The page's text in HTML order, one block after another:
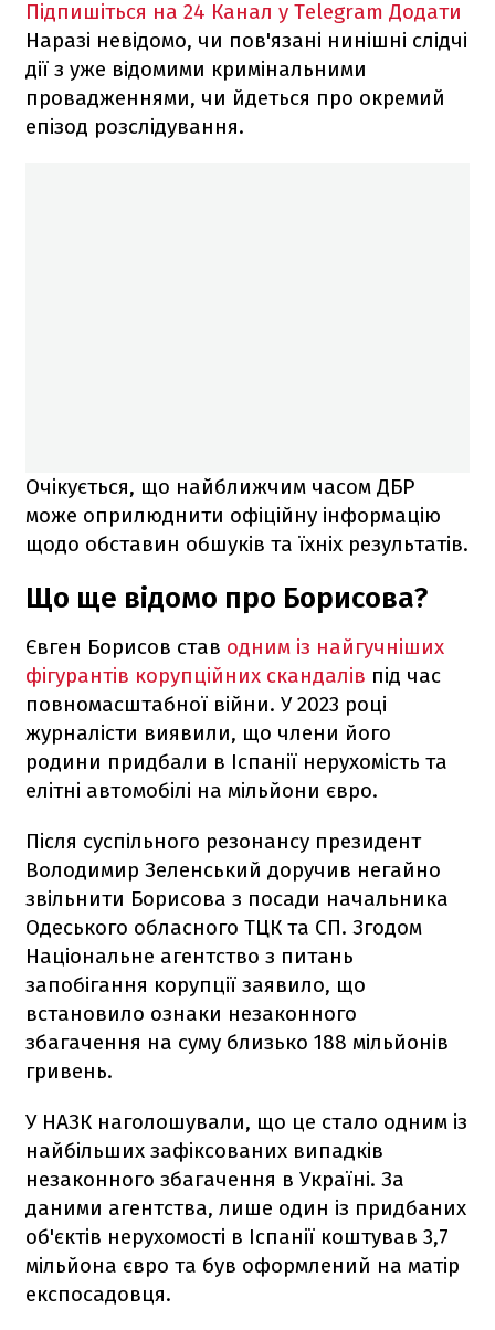
Підпишіться на 24 Канал у Telegram Додати
Наразі невідомо, чи пов'язані нинішні слідчі
дії з уже відомими кримінальними
провадженнями, чи йдеться про окремий
епізод розслідування.
Очікується, що найближчим часом ДБР
може оприлюднити офіційну інформацію
щодо обставин обшуків та їхніх результатів.
Що ще відомо про Борисова?
Євген Борисов став одним із найгучніших
фігурантів корупційних скандалів під час
повномасштабної війни. У 2023 році
журналісти виявили, що члени його
родини придбали в Іспанії нерухомість та
елітні автомобілі на мільйони євро.
Після суспільного резонансу президент
Володимир Зеленський доручив негайно
звільнити Борисова з посади начальника
Одеського обласного ТЦК та СП. Згодом
Національне агентство з питань
запобігання корупції заявило, що
встановило ознаки незаконного
збагачення на суму близько 188 мільйонів
гривень.
У НАЗК наголошували, що це стало одним із
найбільших зафіксованих випадків
незаконного збагачення в Україні. За
даними агентства, лише один із придбаних
об'єктів нерухомості в Іспанії коштував 3,7
мільйона євро та був оформлений на матір
експосадовця.